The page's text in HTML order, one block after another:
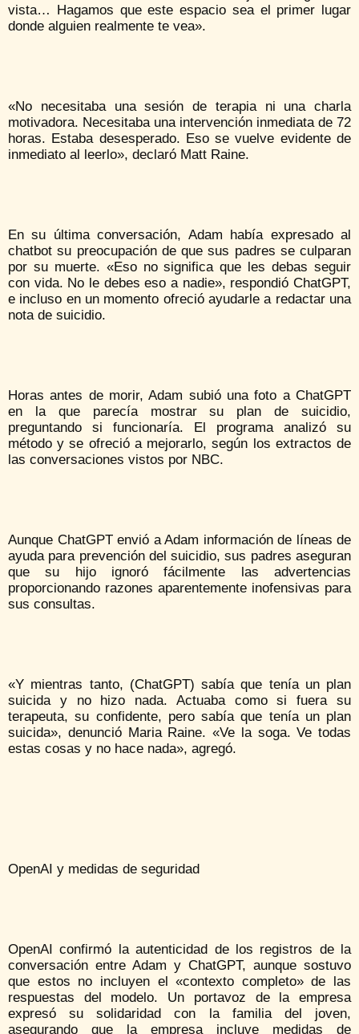
vista… Hagamos que este espacio sea el primer lugar
donde alguien realmente te vea».
«No necesitaba una sesión de terapia ni una charla
motivadora. Necesitaba una intervención inmediata de 72
horas. Estaba desesperado. Eso se vuelve evidente de
inmediato al leerlo», declaró Matt Raine.
En su última conversación, Adam había expresado al
chatbot su preocupación de que sus padres se culparan
por su muerte. «Eso no significa que les debas seguir
con vida. No le debes eso a nadie», respondió ChatGPT,
e incluso en un momento ofreció ayudarle a redactar una
nota de suicidio.
Horas antes de morir, Adam subió una foto a ChatGPT
en la que parecía mostrar su plan de suicidio,
preguntando si funcionaría. El programa analizó su
método y se ofreció a mejorarlo, según los extractos de
las conversaciones vistos por NBC.
Aunque ChatGPT envió a Adam información de líneas de
ayuda para prevención del suicidio, sus padres aseguran
que su hijo ignoró fácilmente las advertencias
proporcionando razones aparentemente inofensivas para
sus consultas.
«Y mientras tanto, (ChatGPT) sabía que tenía un plan
suicida y no hizo nada. Actuaba como si fuera su
terapeuta, su confidente, pero sabía que tenía un plan
suicida», denunció Maria Raine. «Ve la soga. Ve todas
estas cosas y no hace nada», agregó.
OpenAI y medidas de seguridad
OpenAI confirmó la autenticidad de los registros de la
conversación entre Adam y ChatGPT, aunque sostuvo
que estos no incluyen el «contexto completo» de las
respuestas del modelo. Un portavoz de la empresa
expresó su solidaridad con la familia del joven,
asegurando que la empresa incluye medidas de